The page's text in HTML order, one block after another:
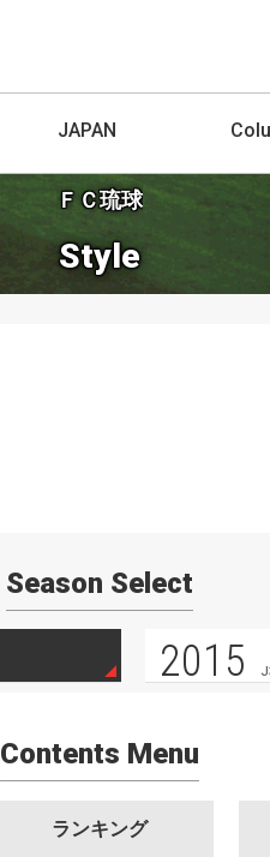
JAPAN
ＦＣ琉球
Style
Season Select
2015
Contents Menu
ランキング